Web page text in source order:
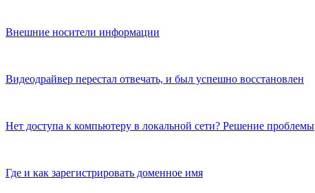
Внешние носители информации
Видеодрайвер перестал отвечать, и был успешно восстановлен
Нет доступа к компьютеру в локальной сети? Решение проблемы
Где и как зарегистрировать доменное имя